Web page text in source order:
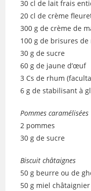
30 cl de lait frais
20 cl de crème
300 g de crème de
100 g de brisures de
30 g de sucre
60 g de jaune d’œuf
3 Cs de rhum
6 g de stabilisant à
Pommes caramélisées
2 pommes
30 g de sucre
Biscuit châtaignes
50 g beurre ou de
50 g miel